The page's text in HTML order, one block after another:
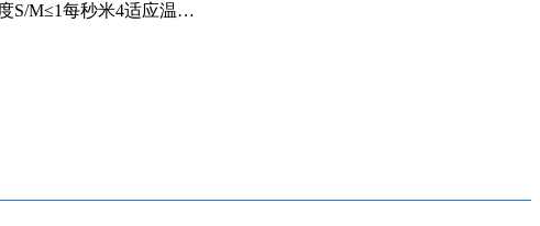
S/M≤1每秒米4适应温…